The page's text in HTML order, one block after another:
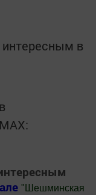
в
" Шешминская